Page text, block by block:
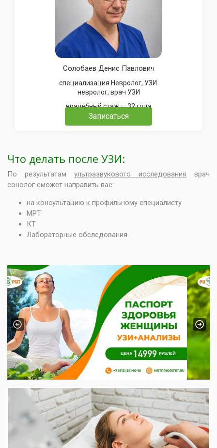
Солобаев Денис Павлович
специализация Невролог, УЗИ
невролог, врач УЗИ
врачебный стаж — 32 года
Записаться
Что делать после УЗИ:
По результатам ультразвукового исследования врач
сонолог сможет направить вас:
на консультацию к профильному специалисту
МРТ
КТ
Лабораторные обследования.
Previous Next